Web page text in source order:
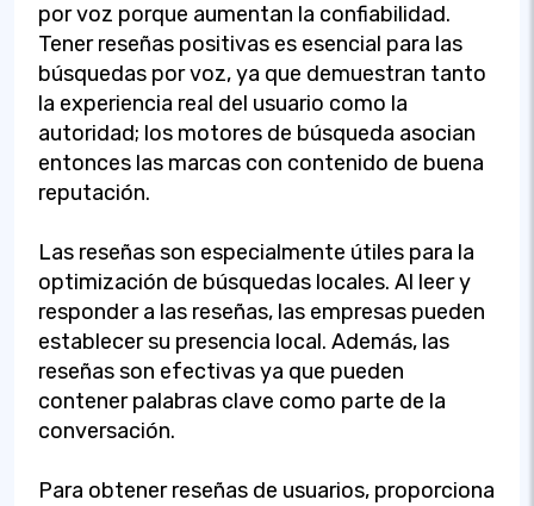
por voz porque aumentan la confiabilidad.
Tener reseñas positivas es esencial para las
búsquedas por voz, ya que demuestran tanto
la experiencia real del usuario como la
autoridad; los motores de búsqueda asocian
entonces las marcas con contenido de buena
reputación.
Las reseñas son especialmente útiles para la
optimización de búsquedas locales. Al leer y
responder a las reseñas, las empresas pueden
establecer su presencia local. Además, las
reseñas son efectivas ya que pueden
contener palabras clave como parte de la
conversación.
Para obtener reseñas de usuarios, proporciona